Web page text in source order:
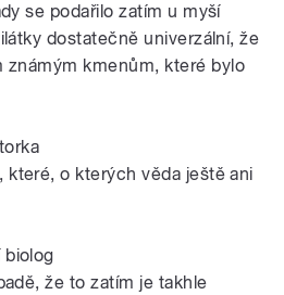
se podařilo zatím u myší
dostatečně univerzální, že
známým kmenům, které bylo
o kterých věda ještě ani
biolog
že to zatím je takhle